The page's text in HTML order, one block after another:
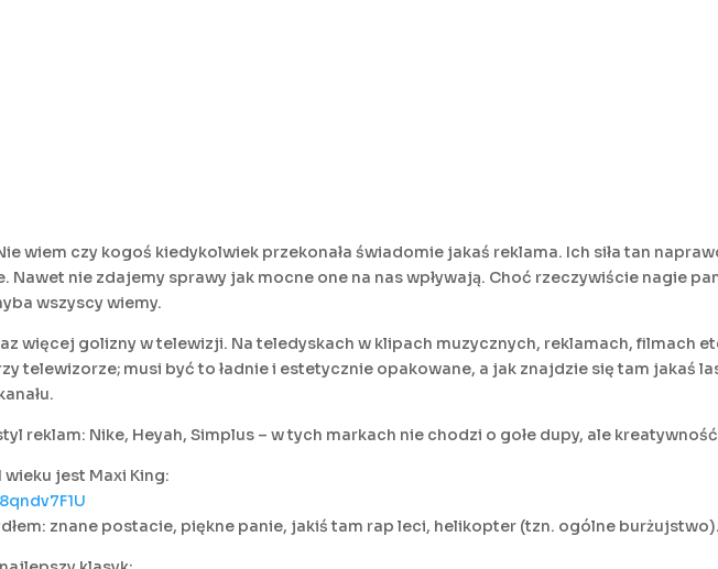
wiem czy kogoś kiedykolwiek przekonała świadomie jakaś reklama. Ich siła tan
nie zdajemy sprawy jak mocne one na nas wpływają. Choć rzeczywiście nagie
wszyscy wiemy.
więcej golizny w telewizji. Na teledyskach w klipach muzycznych, reklamach, filmach
telewizorze; musi być to ładnie i estetycznie opakowane, a jak znajdzie się tam jakaś
reklam: Nike, Heyah, Simplus – w tych markach nie chodzi o gołe dupy, ale
jest Maxi King:
znane postacie, piękne panie, jakiś tam rap leci, helikopter (tzn. ogólne burżujstwo).